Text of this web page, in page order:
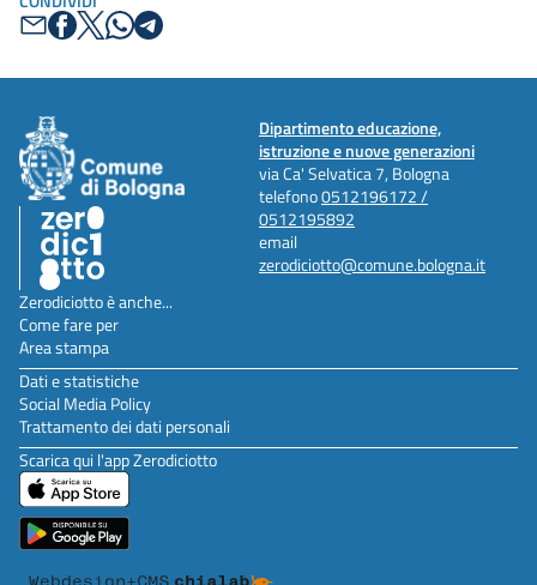
Dipartimento educazione,
istruzione e nuove generazioni
via Ca' Selvatica 7, Bologna
telefono0512196172 /
0512195892
email
zerodiciotto@comune.bologna.it
Zerodiciotto è anche...
Come fare per
Area stampa
Dati e statistiche
Social Media Policy
Trattamento dei dati personali
Scarica qui l'app Zerodiciotto